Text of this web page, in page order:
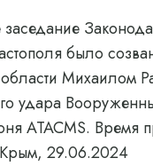
было
Михаилом
удара
ATACMS. Время
29.06.2024